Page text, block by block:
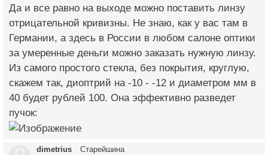
Да и все равно на выходе можно поставить линзу
отрицательной кривизны. Не знаю, как у вас там в
Германии, а здесь в России в любом салоне оптики
за умеренные деньги можно заказать нужную линзу.
Из самого простого стекла, без покрытия, круглую,
скажем так, диоптрий на -10 - -12 и диаметром мм в
40 будет рублей 100. Она эффективно разведет
пучок:
dimetrius Старейшина